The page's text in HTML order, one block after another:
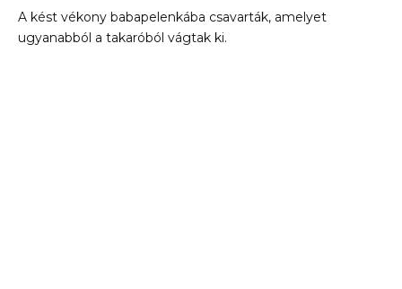
A kést vékony babapelenkába csavarták, amelyet
ugyanabból a takaróból vágtak ki.